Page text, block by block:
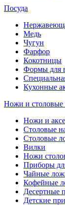
Посуда
Медь
Чугун
Фарфор
Кокотницы
Формы для
Кухонные
Ножи и
Ножи и
Столовые
Столовые
Вилки
Ножи
Приборы
Чайные
Кофейные
Десертные
Детские